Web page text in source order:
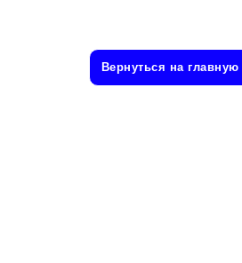
Вернуться на главную